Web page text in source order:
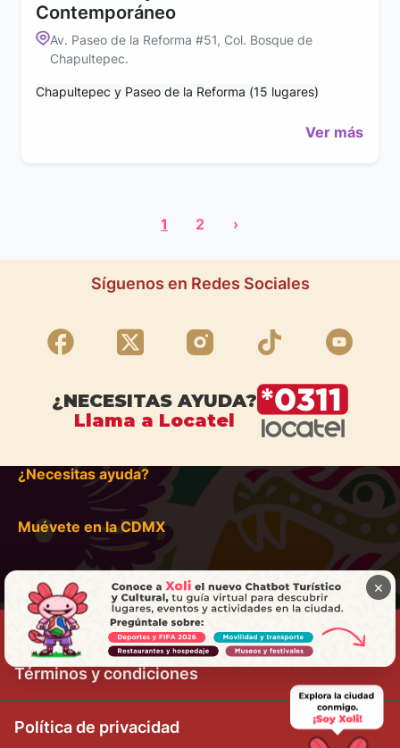
Contemporáneo
Av. Paseo de la Reforma #51, Col. Bosque de
Chapultepec.
Chapultepec y Paseo de la Reforma (15 lugares)
Ver más
1 2 ›
Síguenos en Redes Sociales
¿NECESITAS AYUDA?
Llama a Locatel
¿Necesitas ayuda?
Muévete en la CDMX
Términos y condiciones
Política de privacidad
×